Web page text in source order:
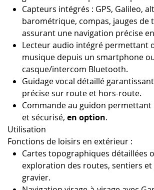
Capteurs intégrés : GPS, Galileo,
barométrique, compas, jauges de
assurant une navigation précise
Lecteur audio intégré permettant
musique depuis un smartphone
casque/intercom Bluetooth.
Guidage vocal détaillé
précise sur route et hors-route.
Commande au guidon
et sécurisé, en option.
Utilisation
Fonctions de loisirs en extérieur :
Cartes topographiques détaillées
exploration des routes, sentiers et
gravier.